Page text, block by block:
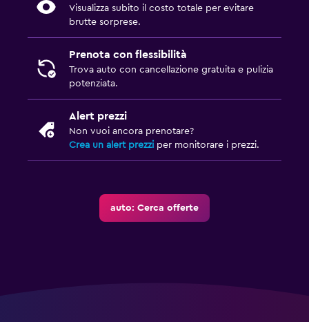
Visualizza subito il costo totale per evitare
brutte sorprese.
Prenota con flessibilità
Trova auto con cancellazione gratuita e pulizia
potenziata.
Alert prezzi
Non vuoi ancora prenotare?
Crea un alert prezzi per monitorare i prezzi.
auto: Cerca offerte